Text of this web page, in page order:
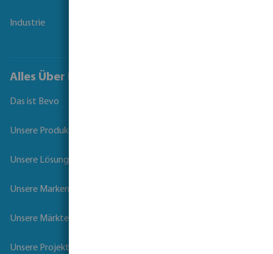
Industrie
Alles Über Bevo
Das ist Bevo
Unsere Produkte
Unsere Lösungen
Unsere Marken
Unsere Märkte
Unsere Projekte